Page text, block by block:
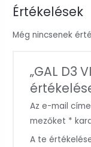
Értékelések
Még nincsenek
„GAL D3
Az e-mail
mezőket *
A te